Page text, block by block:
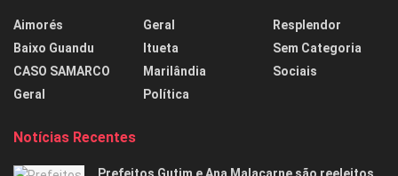
Aimorés
Baixo Guandu
CASO SAMARCO
Geral
Geral
Itueta
Marilândia
Política
Resplendor
Sem Categoria
Sociais
Notícias Recentes